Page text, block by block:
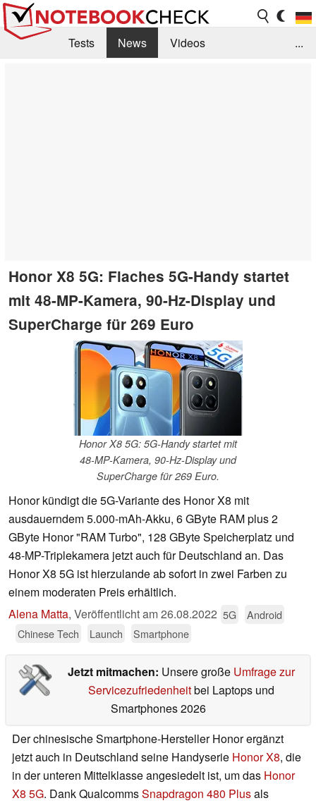
Tests News
Videos
...
Honor X8 5G: Flaches 5G-Handy startet
mit 48-MP-Kamera, 90-Hz-Display und
SuperCharge für 269 Euro
Honor X8 5G: 5G-Handy startet mit
48-MP-Kamera, 90-Hz-Display und
SuperCharge für 269 Euro.
Honor kündigt die 5G-Variante des Honor X8 mit
ausdauerndem 5.000-mAh-Akku, 6 GByte RAM plus 2
GByte Honor "RAM Turbo", 128 GByte Speicherplatz und
48-MP-Triplekamera jetzt auch für Deutschland an. Das
Honor X8 5G ist hierzulande ab sofort in zwei Farben zu
einem moderaten Preis erhältlich.
Alena Matta, Veröffentlicht am26.08.2022 5G
Android
Chinese Tech
Launch Smartphone
Jetzt mitmachen: Unsere große Umfrage zur
Servicezufriedenheitbei Laptops und
Smartphones 2026
Der chinesische Smartphone-Hersteller Honor ergänzt
jetzt auch in Deutschland seine Handyserie Honor X8, die
in der unteren Mittelklasse angesiedelt ist, um das Honor
X8 5G. Dank QualcommsSnapdragon 480 Plusals